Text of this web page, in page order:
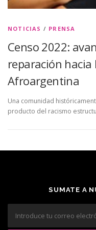
NOTICIAS / PRENSA
Censo 2022:
reparación hacia
Afroargentina
Una comunidad
producto del racismo
SUMATE A